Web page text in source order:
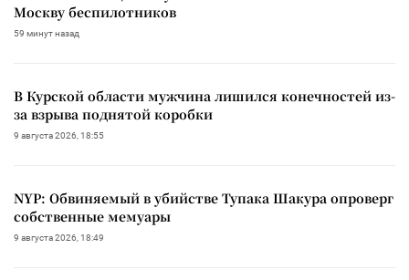
Москву беспилотников
59 минут назад
В Курской области мужчина лишился конечностей из-
за взрыва поднятой коробки
9 августа 2026, 18:55
NYP: Обвиняемый в убийстве Тупака Шакура опроверг
собственные мемуары
9 августа 2026, 18:49